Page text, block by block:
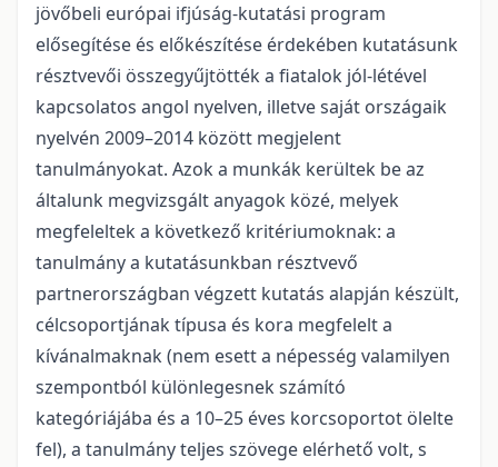
jövőbeli európai ifjúság-kutatási program
elősegítése és előkészítése érdekében kutatásunk
résztvevői összegyűjtötték a fiatalok jól-létével
kapcsolatos angol nyelven, illetve saját országaik
nyelvén 2009–2014 között megjelent
tanulmányokat. Azok a munkák kerültek be az
általunk megvizsgált anyagok közé, melyek
megfeleltek a következő kritériumoknak: a
tanulmány a kutatásunkban résztvevő
partnerországban végzett kutatás alapján készült,
célcsoportjának típusa és kora megfelelt a
kívánalmaknak (nem esett a népesség valamilyen
szempontból különlegesnek számító
kategóriájába és a 10–25 éves korcsoportot ölelte
fel), a tanulmány teljes szövege elérhető volt, s